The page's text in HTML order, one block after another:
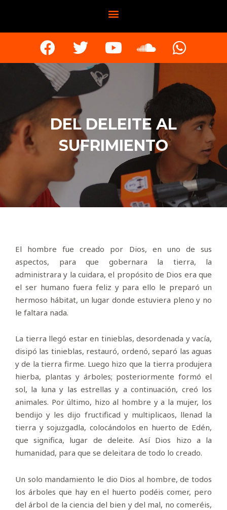
DEL DELEITE AL
SUFRIMIENTO
El hombre fue creado por Dios, en uno de sus
aspectos, para que gobernara la tierra, la
administrara y la cuidara, el propósito de Dios era que
el ser humano fuera feliz y para ello le preparó un
hermoso hábitat, un lugar donde estuviera pleno y no
le faltara nada.
La tierra llegó estar en tinieblas, desordenada y vacía,
disipó las tinieblas, restauró, ordenó, separó las aguas
y de la tierra firme. Luego hizo que la tierra produjera
hierba, plantas y árboles; posteriormente formó el
sol, la luna y las estrellas y a continuación, creó los
animales. Por último, hizo al hombre y a la mujer, los
bendijo y les dijo fructificad y multiplicaos, llenad la
tierra y sojuzgadla, colocándolos en huerto de Edén,
que significa, lugar de deleite. Así Dios hizo a la
humanidad, para que se deleitara de todo lo creado.
Un solo mandamiento le dio Dios al hombre, de todos
los árboles que hay en el huerto podéis comer, pero
del árbol de la ciencia del bien y del mal, no comeréis,